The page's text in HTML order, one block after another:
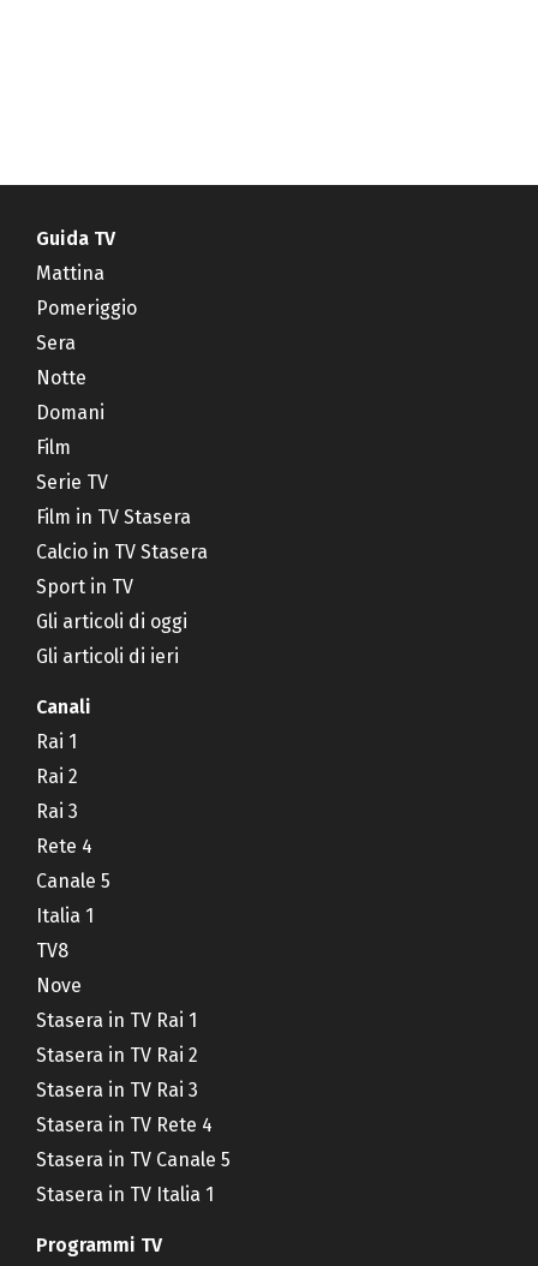
Guida TV
Mattina
Pomeriggio
Sera
Notte
Domani
Film
Serie TV
Film in TV Stasera
Calcio in TV Stasera
Sport in TV
Gli articoli di oggi
Gli articoli di ieri
Canali
Rai 1
Rai 2
Rai 3
Rete 4
Canale 5
Italia 1
TV8
Nove
Stasera in TV Rai 1
Stasera in TV Rai 2
Stasera in TV Rai 3
Stasera in TV Rete 4
Stasera in TV Canale 5
Stasera in TV Italia 1
Programmi TV